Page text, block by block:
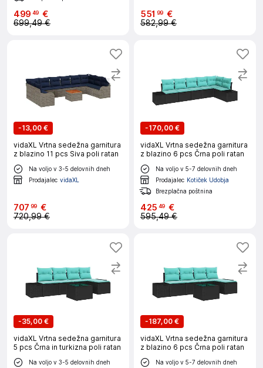
499 49 €
699,49 €
551 99 €
582,99 €
-13,00 €
vidaXL Vrtna sedežna garnitura
z blazino 11 pcs Siva poli ratan
Na voljo v 3-5 delovnih dneh
Prodajalec vidaXL
707 99 €
720,99 €
-170,00 €
vidaXL Vrtna sedežna garnitura
z blazino 6 pcs Črna poli ratan
Na voljo v 5-7 delovnih dneh
Prodajalec Kotiček Udobja
Brezplačna poštnina
425 49 €
595,49 €
-35,00 €
vidaXL Vrtna sedežna garnitura
5 pcs Črna in turkizna poli ratan
Na voljo v 3-5 delovnih dneh
-187,00 €
vidaXL Vrtna sedežna garnitura
z blazino 6 pcs Črna poli ratan
Na voljo v 5-7 delovnih dneh